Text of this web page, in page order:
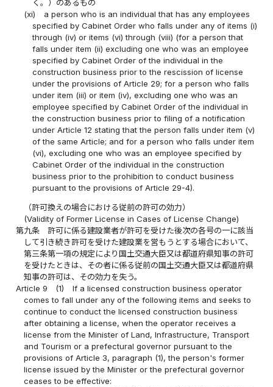
く。）のあるもの
(xi)
a person who is an individual that has any employees
specified by Cabinet Order who falls under any of items (i)
through (iv) or items (vi) through (viii) (for a person that
falls under item (ii) excluding one who was an employee
specified by Cabinet Order of the individual in the
construction business prior to the rescission of license
under the provisions of Article 29; for a person who falls
under item (iii) or item (iv), excluding one who was an
employee specified by Cabinet Order of the individual in
the construction business prior to filing of a notification
under Article 12 stating that the person falls under item (v)
of the same Article; and for a person who falls under item
(vi), excluding one who was an employee specified by
Cabinet Order of the individual in the construction
business prior to the prohibition to conduct business
pursuant to the provisions of Article 29-4).
（許可換えの場合における従前の許可の効力）
(Validity of Former License in Cases of License Change)
第九条
許可に係る建設業者が許可を受けた後次の各号の一に該当
して引き続き許可を受けた建設業を営もうとする場合において、
第三条第一項の規定により国土交通大臣又は都道府県知事の許可
を受けたときは、その者に係る従前の国土交通大臣又は都道府県
知事の許可は、その効力を失う。
Article 9
(1)
If a licensed construction business operator
comes to fall under any of the following items and seeks to
continue to conduct the licensed construction business
after obtaining a license, when the operator receives a
license from the Minister of Land, Infrastructure, Transport
and Tourism or a prefectural governor pursuant to the
provisions of Article 3, paragraph (1), the person's former
license issued by the Minister or the prefectural governor
ceases to be effective: